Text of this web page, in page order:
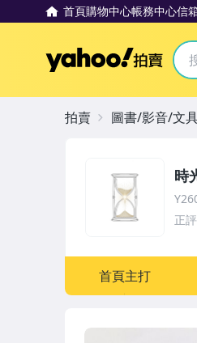
首頁購物中心帳務中心信
時
正評
首頁主打
拍賣 圖書/影音/文